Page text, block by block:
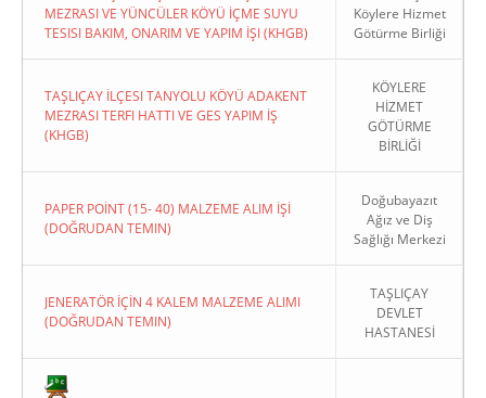
MEZRASI VE YÜNCÜLER KÖYÜ İÇME SUYU
TESISI BAKIM, ONARIM VE YAPIM İŞI (KHGB)
Köylere Hizmet
Götürme Birliği
TAŞLIÇAY İLÇESI TANYOLU KÖYÜ ADAKENT
MEZRASI TERFI HATTI VE GES YAPIM İŞ
(KHGB)
KÖYLERE
HİZMET
GÖTÜRME
BİRLİĞİ
PAPER POİNT (15- 40) MALZEME ALIM İŞİ
(DOĞRUDAN TEMIN)
Doğubayazıt
Ağız ve Diş
Sağlığı Merkezi
JENERATÖR İÇİN 4 KALEM MALZEME ALIMI
(DOĞRUDAN TEMIN)
TAŞLIÇAY
DEVLET
HASTANESİ